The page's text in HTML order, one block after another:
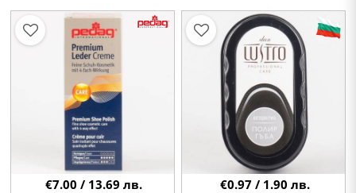
€7.00 / 13.69 лв. €0.97 / 1.90 лв.